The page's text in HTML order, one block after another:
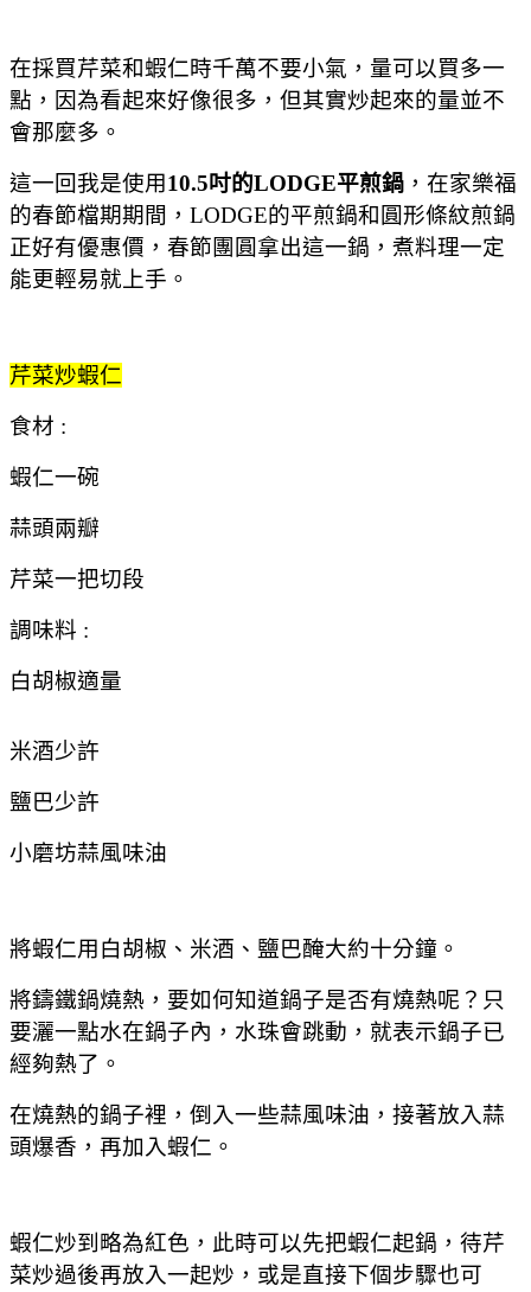
在採買芹菜和蝦仁時千萬不要小氣，量可以買多一
點，因為看起來好像很多，但其實炒起來的量並不
會那麼多。
這一回我是使用10.5吋的LODGE平煎鍋 ， 在家樂福
的春節檔期期間，LODGE的平煎鍋和圓形條紋煎鍋
正好有優惠價，春節團圓拿出這一鍋，煮料理一定
能更輕易就上手。
芹菜炒蝦仁
食材 :
蝦仁一碗
蒜頭兩瓣
芹菜一把切段
調味料 :
白胡椒適量
米酒少許
鹽巴少許
小磨坊蒜風味油
將蝦仁用白胡椒、米酒 、鹽巴醃大約十分鐘。
將鑄鐵鍋燒熱，要如何知道鍋子是否有燒熱呢？只
要灑一點水在鍋子內，水珠會跳動，就表示鍋子已
經夠熱了。
在燒熱的鍋子裡，倒入一些蒜風味油，接著放入蒜
頭爆香，再加入蝦仁。
蝦仁炒到略為紅色，此時可以先把蝦仁起鍋，待芹
菜炒過後再放入一起炒，或是直接下個步驟也可